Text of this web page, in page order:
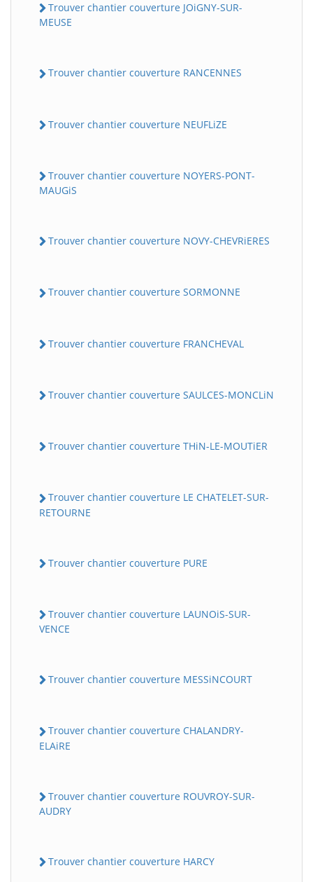
Trouver chantier couverture JOiGNY-SUR-
MEUSE
Trouver chantier couverture RANCENNES
Trouver chantier couverture NEUFLiZE
Trouver chantier couverture NOYERS-PONT-
MAUGiS
Trouver chantier couverture NOVY-CHEVRiERES
Trouver chantier couverture SORMONNE
Trouver chantier couverture FRANCHEVAL
Trouver chantier couverture SAULCES-MONCLiN
Trouver chantier couverture THiN-LE-MOUTiER
Trouver chantier couverture LE CHATELET-SUR-
RETOURNE
Trouver chantier couverture PURE
Trouver chantier couverture LAUNOiS-SUR-
VENCE
Trouver chantier couverture MESSiNCOURT
Trouver chantier couverture CHALANDRY-
ELAiRE
Trouver chantier couverture ROUVROY-SUR-
AUDRY
Trouver chantier couverture HARCY